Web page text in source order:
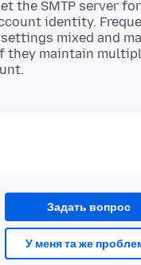
the SMTP server
identity.
mixed and
they maintain
Задать вопрос
У меня та же